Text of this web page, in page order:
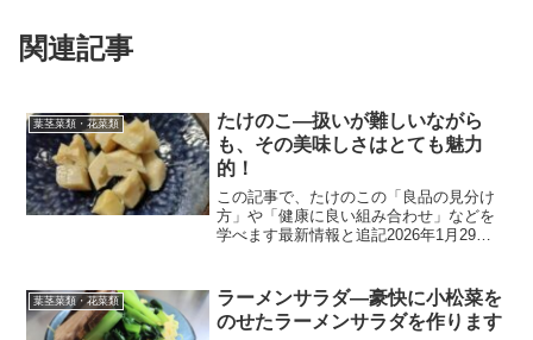
関連記事
葉茎菜類・花菜類
たけのこ―扱いが難しいながら
も、その美味しさはとても魅力
的！
この記事で、たけのこの「良品の見分け
方」や「健康に良い組み合わせ」などを
学べます最新情報と追記2026年1月29日
裁の変更などを行いました。今後もより
良いブログを目指し...
葉茎菜類・花菜類
ラーメンサラダ―豪快に小松菜を
のせたラーメンサラダを作ります